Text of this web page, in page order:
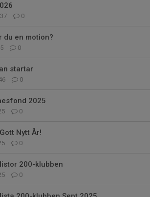
0
du en motion?
0
startar
0
2025
0
Nytt År!
0
200-klubben
0